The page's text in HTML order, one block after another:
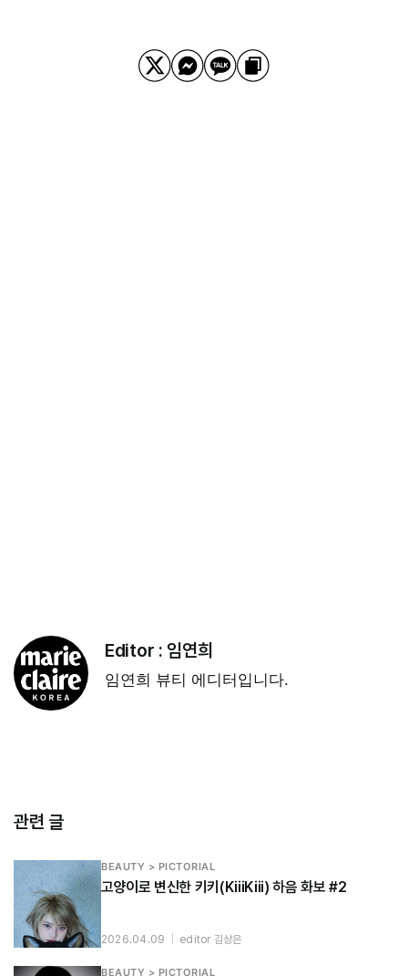
Editor : 임연희
임연희 뷰티 에디터입니다.
관련 글
BEAUTY > PICTORIAL
고양이로 변신한 키키(KiiiKiii) 하음 화보 #2
2026.04.09 editor 김상은
BEAUTY > PICTORIAL